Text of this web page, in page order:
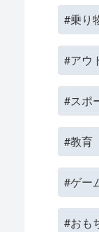
#乗り
#アウ
#スポ
#教育
#ゲー
#おも